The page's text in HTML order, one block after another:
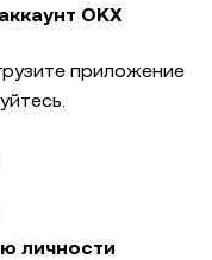
OKX
приложение
личности